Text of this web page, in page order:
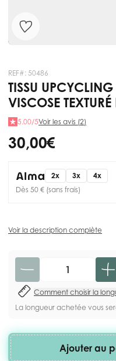
REF#: 50486
TISSU
VISCOSE
5.00/5Voir les avis (2)
30,00 €
2x 3x
4x
Dès 50 € (sans frais)
Voir la description complète
Quantité
Comment choisir la
La longueur achetée vous
Ajouter au